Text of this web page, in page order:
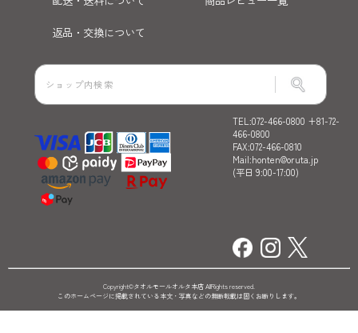
返品・交換について
TEL:072-466-0800 +81-72-
466-0800
FAX:072-466-0810
Mail:honten@oruta.jp
(平日 9:00-17:00)
Copyright©タオルモールオルタ本店 AllRights reserved.
このホームページに掲載されている本文・写真などの無断転載は固くお断りします。